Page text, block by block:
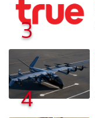
3
4